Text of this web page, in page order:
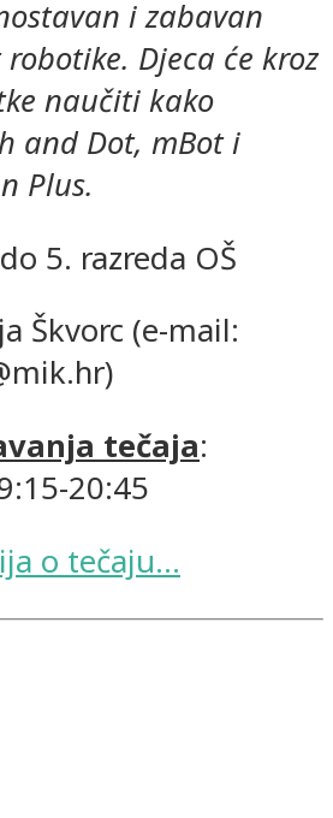
i zabavan
Djeca će kroz
naučiti kako
and Dot, mBot i
Plus.
5. razreda OŠ
Škvorc (e-mail:
tečaja:
20:45
o tečaju...